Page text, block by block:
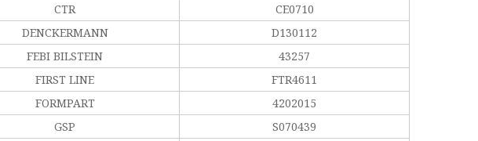
CTR
CE0710
DENCKERMANN
D130112
FEBI BILSTEIN
43257
FIRST LINE
FTR4611
FORMPART
4202015
GSP
S070439